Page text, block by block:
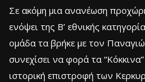
Σε ακόμη μια ανανέωση
ενόψει της Β’ εθνικής
ομάδα τα βρήκε με τον
συνεχίσει να φορά τα
ιστορική επιστροφή των